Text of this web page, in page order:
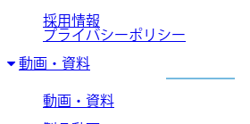
採用情報
プライバシーポリシー
動画・資料
動画・資料